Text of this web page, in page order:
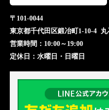
〒101-0044
東京都千代田区鍛冶町1-10-4
営業時間： 10:00～19:00
定休日： 水曜日・日曜日